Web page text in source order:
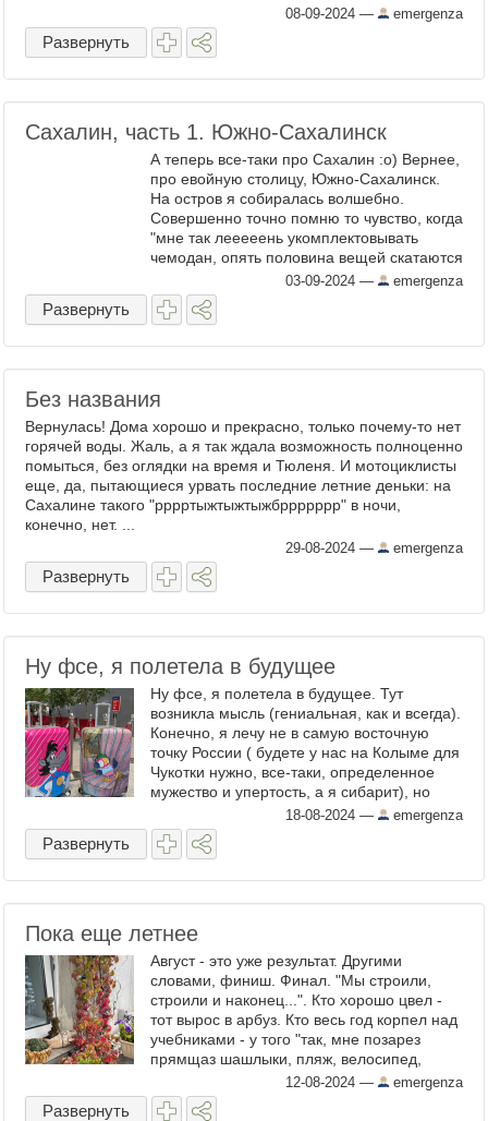
и зануда, а все-таки нормальный человек.
Я умею читать ...
08-09-2024 — emergenza
Развернуть
Сахалин, часть 1. Южно-Сахалинск
А теперь все-таки про Сахалин :о) Вернее,
про евойную столицу, Южно-Сахалинск.
На остров я собиралась волшебно.
Совершенно точно помню то чувство, когда
"мне так лееееень укомплектовывать
чемодан, опять половина вещей скатаются
просто тааааак". Видимо, прошедший
безнаказанно в этом ...
03-09-2024 — emergenza
Развернуть
Без названия
Вернулась! Дома хорошо и прекрасно, только почему-то нет
горячей воды. Жаль, а я так ждала возможность полноценно
помыться, без оглядки на время и Тюленя. И мотоциклисты
еще, да, пытающиеся урвать последние летние деньки: на
Сахалине такого "рррртыжтыжтыжбррррррр" в ночи,
конечно, нет. ...
29-08-2024 — emergenza
Развернуть
Ну фсе, я полетела в будущее
Ну фсе, я полетела в будущее. Тут
возникла мысль (гениальная, как и всегда).
Конечно, я лечу не в самую восточную
точку России ( будете у нас на Колыме для
Чукотки нужно, все-таки, определенное
мужество и упертость, а я сибарит), но
все-таки близко. Поэтому могу попытаться
отправить ...
18-08-2024 — emergenza
Развернуть
Пока еще летнее
Август - это уже результат. Другими
словами, финиш. Финал. "Мы строили,
строили и наконец...". Кто хорошо цвел -
тот вырос в арбуз. Кто весь год корпел над
учебниками - у того "так, мне позарез
прямщаз шашлыки, пляж, велосипед,
давайте все, что есть, мне срочно". Кто
между морем и ...
12-08-2024 — emergenza
Развернуть